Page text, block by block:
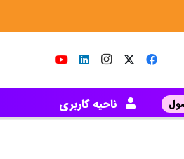
ناحیه کاربری